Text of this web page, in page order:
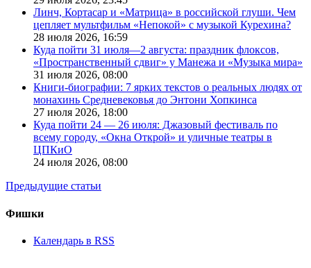
Линч, Кортасар и «Матрица» в российской глуши. Чем
цепляет мультфильм «Непокой» с музыкой Курехина?
28 июля 2026, 16:59
Куда пойти 31 июля—2 августа: праздник флоксов,
«Пространственный сдвиг» у Манежа и «Музыка мира»
31 июля 2026, 08:00
Книги-биографии: 7 ярких текстов о реальных людях от
монахинь Средневековья до Энтони Хопкинса
27 июля 2026, 18:00
Куда пойти 24 — 26 июля: Джазовый фестиваль по
всему городу, «Окна Открой» и уличные театры в
ЦПКиО
24 июля 2026, 08:00
Предыдущие статьи
Фишки
Календарь в RSS